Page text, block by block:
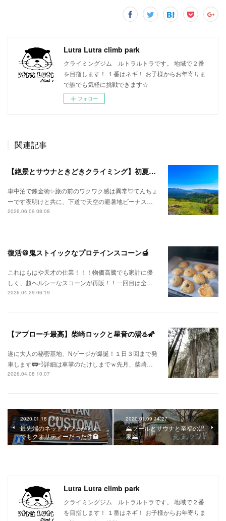
Lutra Lutra climb park
クライミングジム ルトラルトラです。 地域で２番
を目指します！ １番はネギ！ お子様からお年寄りま
で誰でも気軽に挑戦できます☆
フォロー
関連記事
【絶景とサウナときどきクライミング】初夏の信州ひとり旅⛅
車中泊で錬金術✨旅の前のワクワク感は異常💘てんちょ
ーです夜明けと共に、下道で天空の避暑地ビーナス…
2026.06.09 08:08
復活🍪鬼ストイックなプロテインスコーン🍯
これはもはや天才の仕業！！！物価高騰でも家計に優
しく、超ヘルシーなスコーンが再販！！一回目は全…
2026.04.29 06:19
【アプローチ最高】柴崎ロックと星音の湯♨️🌠
遂に大人の秘密基地、Nゲージが爆誕！１日３回まで発
車します🚃💨詳細は車掌のたけしまでｗ先月、柴崎…
2026.04.08 10:07
2020.01.18 13:01
最先端のネットカフェがとん
でもクオリティーだった件🏩
2020.01.09 14:27
⛰️プールとサウナと至福の温
泉⛰️
Lutra Lutra climb park
クライミングジム ルトラルトラです。 地域で２番
を目指します！ １番はネギ！ お子様からお年寄りま